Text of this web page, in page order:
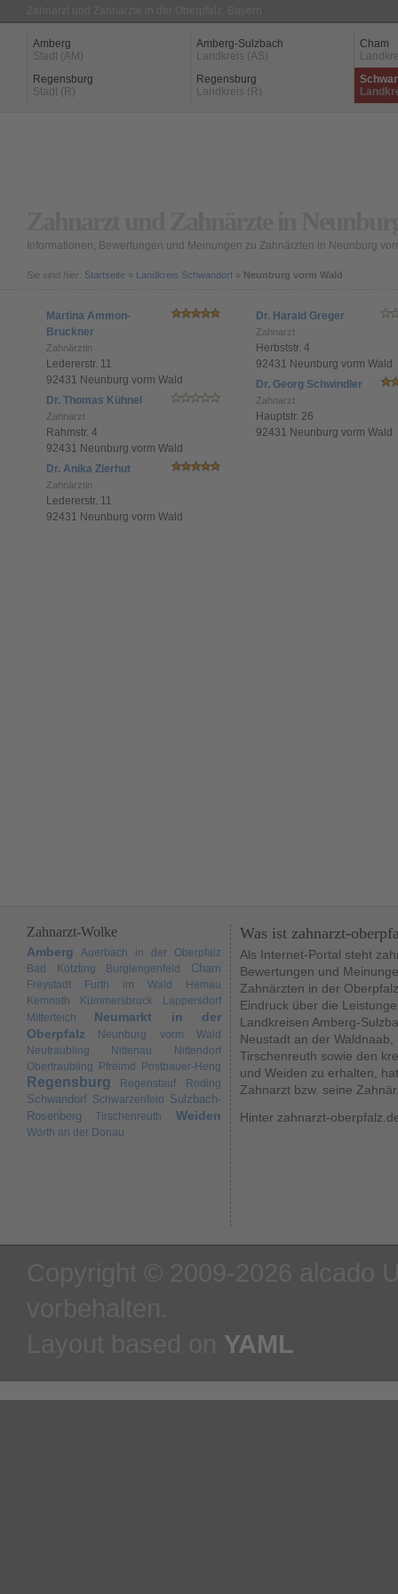
Amberg
Stadt (AM)
Amberg-Sulzbach
Landkreis (AS)
Cham
Regensburg
Stadt (R)
Regensburg
Landkreis (R)
Informationen, Bewertungen und Meinungen zu Zahnärzten in Neunburg
Sie sind hier: Startseite » Landkreis Schwandorf » Neunburg vorm Wald
Martina Ammon-
Bruckner
Zahnärztin
Ledererstr. 11
92431 Neunburg vorm Wald
Dr. Thomas Kühnel
Zahnarzt
Rahmstr. 4
92431 Neunburg vorm Wald
Dr. Anika Zierhut
Zahnärztin
Ledererstr. 11
92431 Neunburg vorm Wald
Dr. Harald Greger
Zahnarzt
Herbststr. 4
92431 Neunburg vorm Wald
Dr. Georg Schwindler
Zahnarzt
Hauptstr. 26
92431 Neunburg vorm Wald
Zahnarzt-Wolke
Amberg
Auerbach in der Oberpfalz
Bad Kötzting
Burglengenfeld Cham
Freystadt Furth im Wald
Hemau
Kemnath
Kümmersbruck
Lappersdorf
Mitterteich
Neumarkt in der
Oberpfalz
Neunburg vorm Wald
Neutraubling
Nittenau
Nittendorf
Obertraubling
Pfreimd Postbauer-Heng
Regensburg Regenstauf Roding
Schwandorf Schwarzenfeld
Sulzbach-
Rosenberg
Tirschenreuth Weiden
Wörth an der Donau
Was ist zahnarzt-
Als Internet-Portal steht
Bewertungen und
Zahnärzten in der
Eindruck über die
Landkreisen Amberg-
Neustadt an der
Tirschenreuth sowie den
und Weiden zu erhalten,
Zahnarzt bzw. seine
Hinter zahnarzt-
YAML